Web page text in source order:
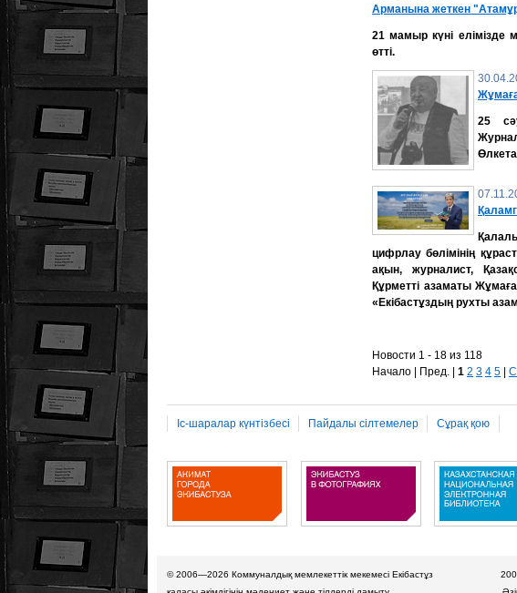
Арманына жеткен
21 мамыр күні елімізде
өтті.
25
цифрлау бөлімінің
ақын, журналист,
Құрметті азаматы
«Екібастұздың рухты
Новости 1 - 18 из 118
Начало | Пред. | 1 2 3 4 5
Іс-шаралар күнтізбесі Пайдалы сілтемелер Сұрақ қою
© 2006—2026 Коммуналдық мемлекеттік мекемесі Екібастұз